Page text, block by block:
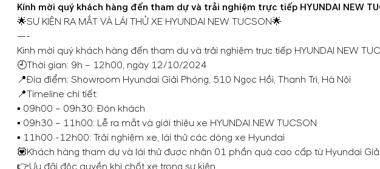
Kính mời quý khách hàng đến tham dự và trải nghiệm trực tiếp HYUNDAI NEW
🌟SỰ KIỆN RA MẮT VÀ LÁI THỬ XE HYUNDAI NEW TUCSON🌟
—-
Kính mời quý khách hàng đến tham dự và trải nghiệm trực tiếp HYUNDAI NEW
🕘Thời gian: 9h – 12h00, ngày 12/10/2024
📍Địa điểm: Showroom Hyundai Giải Phóng, 510 Ngọc Hồi, Thanh Trì, Hà Nội
📍Timeline chi tiết:
▪️ 09h00 – 09h30: Đón khách
▪️ 09h30 – 11h00: Lễ ra mắt và giới thiệu xe HYUNDAI NEW TUCSON
▪️ 11h00 -12h00: Trải nghiệm xe, lái thử các dòng xe Hyundai
💟Khách hàng tham dự và lái thử được nhận 01 phần quà cao cấp từ Hyundai
👉Ưu đãi độc quyền khi chốt xe trong sự kiện